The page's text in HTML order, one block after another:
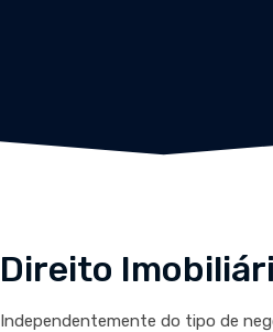
Direito
Independentemente do tipo de